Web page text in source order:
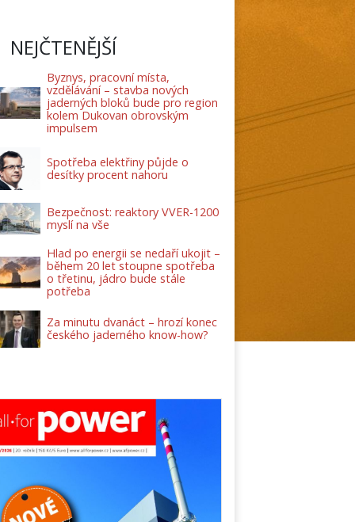
NEJČTENĚJŠÍ
Byznys, pracovní místa,
vzdělávání – stavba nových
jaderných bloků bude pro region
kolem Dukovan obrovským
impulsem
Spotřeba elektřiny půjde o
desítky procent nahoru
Bezpečnost: reaktory VVER-1200
myslí na vše
Hlad po energii se nedaří ukojit –
během 20 let stoupne spotřeba
o třetinu, jádro bude stále
potřeba
Za minutu dvanáct – hrozí konec
českého jaderného know-how?